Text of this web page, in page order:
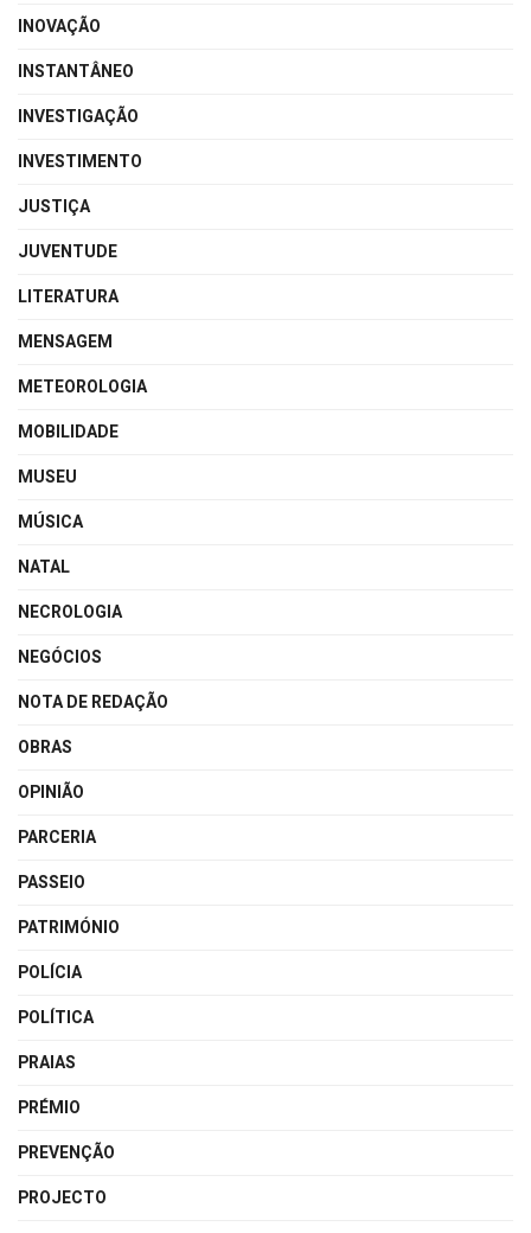
INOVAÇÃO
INSTANTÂNEO
INVESTIGAÇÃO
INVESTIMENTO
JUSTIÇA
JUVENTUDE
LITERATURA
MENSAGEM
METEOROLOGIA
MOBILIDADE
MUSEU
MÚSICA
NATAL
NECROLOGIA
NEGÓCIOS
NOTA DE REDAÇÃO
OBRAS
OPINIÃO
PARCERIA
PASSEIO
PATRIMÓNIO
POLÍCIA
POLÍTICA
PRAIAS
PRÉMIO
PREVENÇÃO
PROJECTO